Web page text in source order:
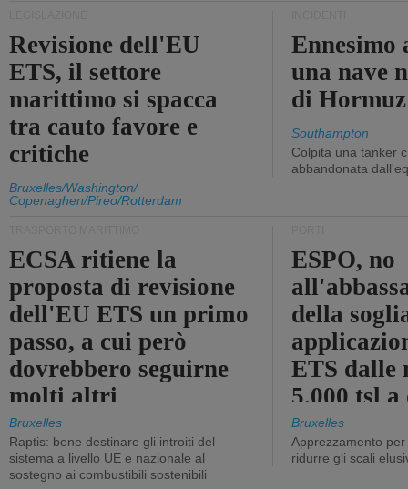
Revisione dell'EU
ETS, il settore
marittimo si spacca
tra cauto favore e
critiche
Bruxelles/Washington/
Copenaghen/Pireo/Rotterdam
Ennesimo
una nave
di Hormuz
Southampton
Colpita una tanker
abbandonata
ECSA ritiene la
proposta di revisione
dell'EU ETS un primo
passo, a cui però
dovrebbero seguirne
molti altri
Bruxelles
Raptis: bene destinare gli introiti del
sistema a livello UE e nazionale al
sostegno ai combustibili sostenibili
ESPO, no
della
ETS dalle
5.000 tsl
400 tsl
Bruxelles
Apprezzamento
ridurre gli scali